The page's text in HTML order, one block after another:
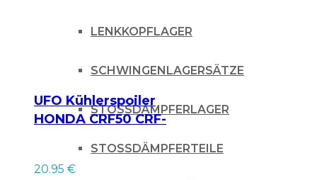
LENKKOPFLAGER
SCHWINGENLAGERSÄTZE
STOSSDÄMPFERLAGER
STOSSDÄMPFERTEILE
UFO Kühlerspoiler
HONDA CRF50 CRF-
20.95 €